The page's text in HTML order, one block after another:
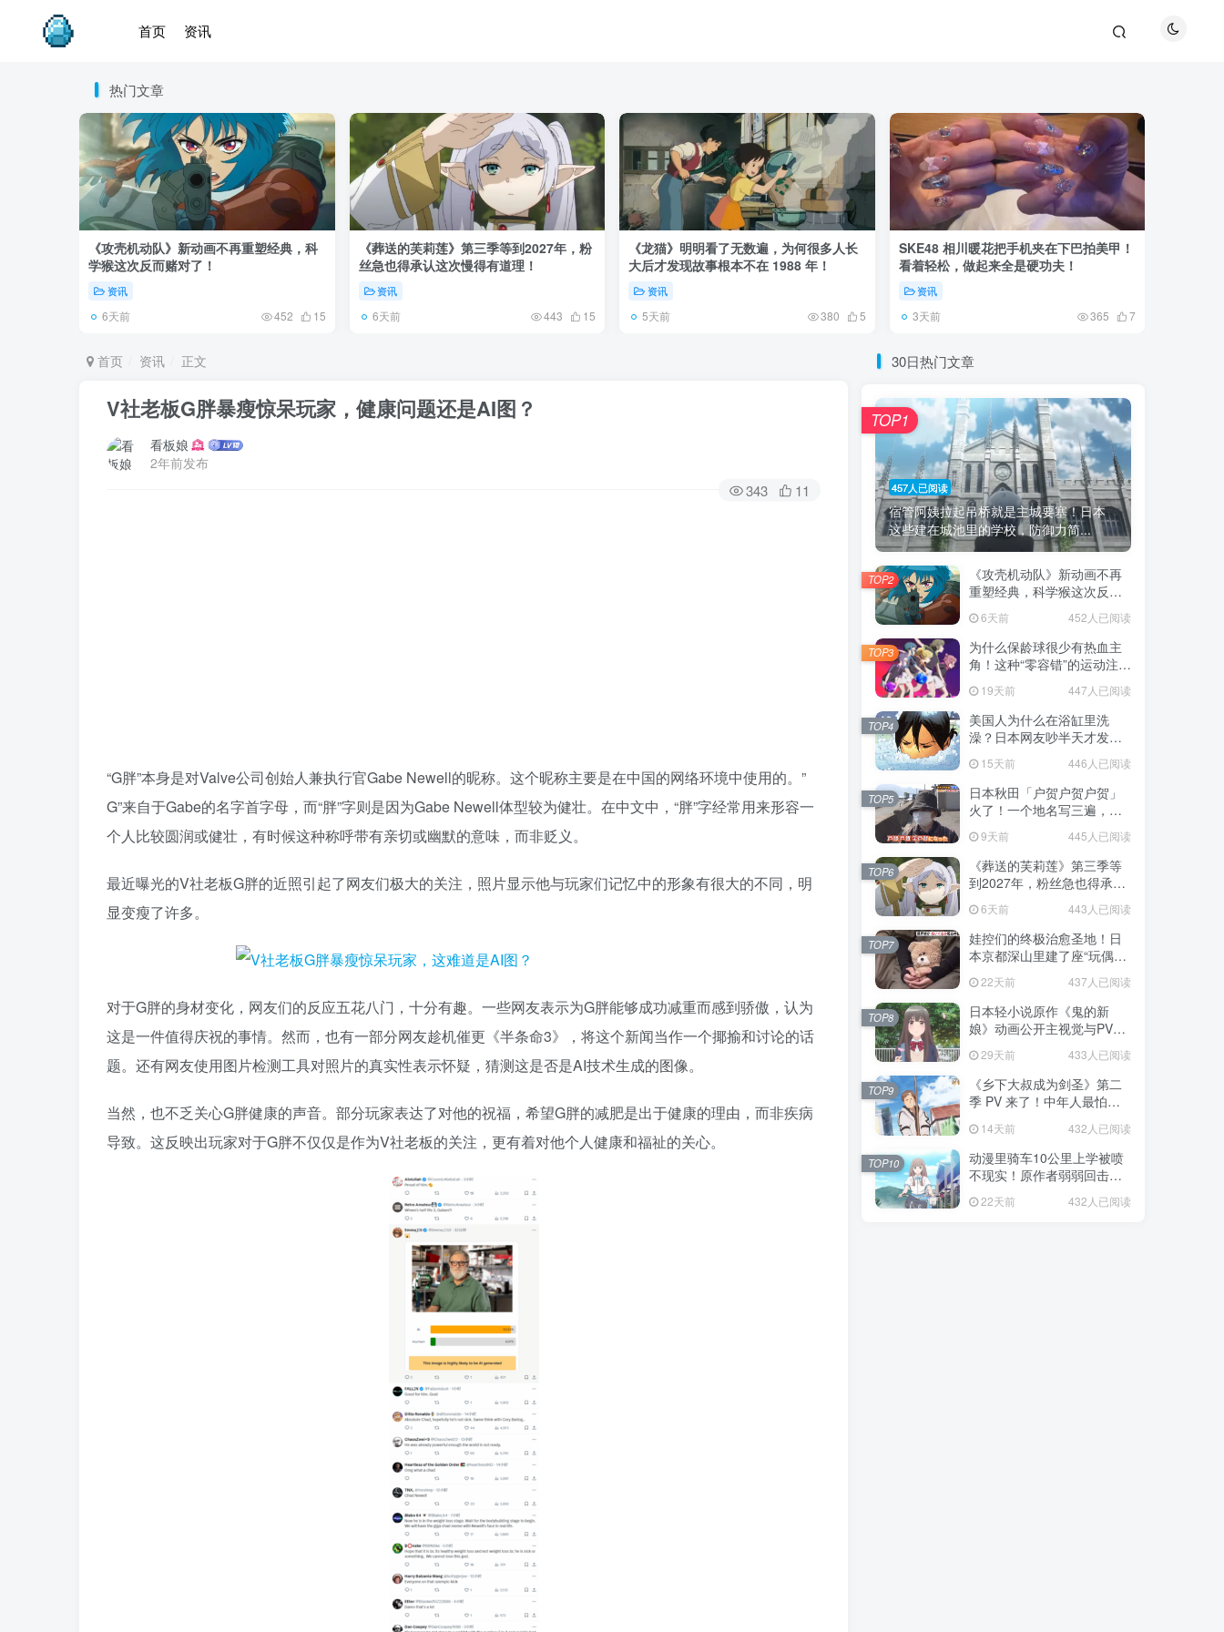
首页 资讯
热门文章
《攻壳机动队》新动画不再重塑经典，科
学猴这次反而赌对了！
资讯
6天前 452 15
《葬送的芙莉莲》第三季等到2027年，粉
丝急也得承认这次慢得有道理！
资讯
6天前 443 15
《龙猫》明明看了无数遍，为何很多人长
大后才发现故事根本不在 1988 年！
资讯
5天前 380 5
SKE48 相川暖花把手机夹在下巴拍美甲！
看着轻松，做起来全是硬功夫！
资讯
3天前 365 7
首页 资讯 正文
V社老板G胖暴瘦惊呆玩家，健康问题还是AI图？
看板娘
2年前发布
343 11
“G胖”本身是对Valve公司创始人兼执行官Gabe Newell的昵称。这个昵称主要是在中国的网络环境中使用的。”
G”来自于Gabe的名字首字母，而“胖”字则是因为Gabe Newell体型较为健壮。在中文中，“胖”字经常用来形容一
个人比较圆润或健壮，有时候这种称呼带有亲切或幽默的意味，而非贬义。
最近曝光的V社老板G胖的近照引起了网友们极大的关注，照片显示他与玩家们记忆中的形象有很大的不同，明
显变瘦了许多。
对于G胖的身材变化，网友们的反应五花八门，十分有趣。一些网友表示为G胖能够成功减重而感到骄傲，认为
这是一件值得庆祝的事情。然而，也有一部分网友趁机催更《半条命3》，将这个新闻当作一个揶揄和讨论的话
题。还有网友使用图片检测工具对照片的真实性表示怀疑，猜测这是否是AI技术生成的图像。
当然，也不乏关心G胖健康的声音。部分玩家表达了对他的祝福，希望G胖的减肥是出于健康的理由，而非疾病
导致。这反映出玩家对于G胖不仅仅是作为V社老板的关注，更有着对他个人健康和福祉的关心。
30日热门文章
457人已阅读
宿管阿姨拉起吊桥就是主城要塞！日本
这些建在城池里的学校，防御力简...
TOP1
《攻壳机动队》新动画不再
重塑经典，科学猴这次反而
6天前 452人已阅读
TOP2
为什么保龄球很少有热血主
角！这种“零容错”的运动注定
们的生活！
19天前 447人已阅读
TOP3
美国人为什么在浴缸里洗
澡？日本网友吵半天才发
藏在浴室地板里！
15天前 446人已阅读
TOP4
日本秋田「户贺户贺户贺」
火了！一个地名写三遍，竟
不是玩梗而是150年旧账！
9天前 445人已阅读
TOP5
《葬送的芙莉莲》第三季等
到2027年，粉丝急也得承认
这次慢得有道理！
6天前 443人已阅读
TOP6
娃控们的终极治愈圣地！日
本京都深山里建了座“玩偶神
社”，不仅能拍照还能给娃祈
福！22天前 437人已阅读
TOP7
日本轻小说原作《鬼的新
娘》动画公开主视觉与PV，
7月5日开播！妖怪新娘设定
太会挑人！
29天前 433人已阅读
TOP8
《乡下大叔成为剑圣》第二
季 PV 来了！中年人最怕的
相信你！
14天前 432人已阅读
TOP9
动漫里骑车10公里上学被喷
不现实！原作者弱弱回击：
常通勤！
22天前 432人已阅读
TOP10